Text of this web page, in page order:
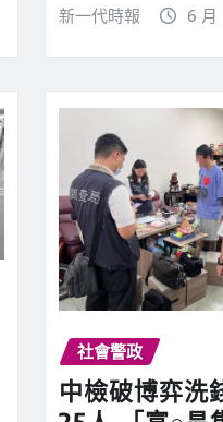
新一代時報 6 月
社會警政
中檢破博弈洗